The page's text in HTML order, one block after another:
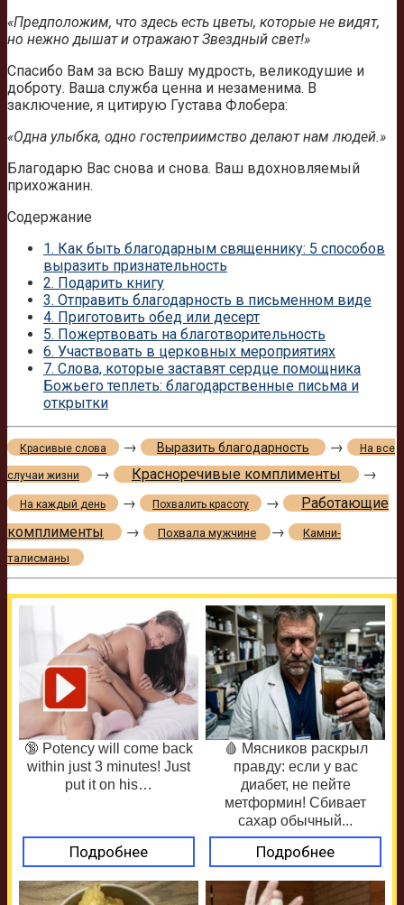
«Предположим, что здесь есть цветы, которые не видят,
но нежно дышат и отражают Звездный свет!»
Спасибо Вам за всю Вашу мудрость, великодушие и
доброту. Ваша служба ценна и незаменима. В
заключение, я цитирую Густава Флобера:
«Одна улыбка, одно гостеприимство делают нам людей.»
Благодарю Вас снова и снова. Ваш вдохновляемый
прихожанин.
Содержание
1. Как быть благодарным священнику: 5 способов
выразить признательность
2. Подарить книгу
3. Отправить благодарность в письменном виде
4. Приготовить обед или десерт
5. Пожертвовать на благотворительность
6. Участвовать в церковных мероприятиях
7. Слова, которые заставят сердце помощника
Божьего теплеть: благодарственные письма и
открытки
Красивые слова → Выразить благодарность → На все
случаи жизни → Красноречивые комплименты →
На каждый день → Похвалить красоту →
Работающие
комплименты
→ Похвала мужчине →
Камни-
талисманы
🔞 Potency will come back
within just 3 minutes! Just
put it on his…
Подробнее
🩸 Мясников раскрыл
правду: если у вас
диабет, не пейте
метформин! Сбивает
сахар обычный...
Подробнее